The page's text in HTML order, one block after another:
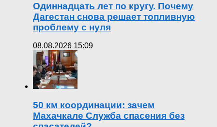
Одиннадцать лет по кругу. Почему
Дагестан снова решает топливную
проблему с нуля
08.08.2026 15:09
50 км координации: зачем
Махачкале Служба спасения без